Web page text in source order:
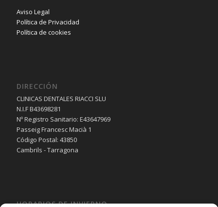
Aviso Legal
Política de Privacidad
Política de cookies
DIRECCIÓN
CLINICAS DENTALES RIACCI SLU
N.I.F B43698281
Nº Registro Sanitario: E43647969
Passeig Francesc Macià 1
Código Postal: 43850
Cambrils - Tarragona
HORARIOS DE INVIERNO